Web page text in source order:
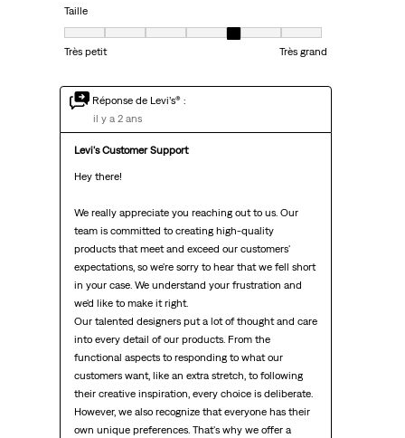
Taille
Taille, 5 sur 7, où 1 est égal à Très petit et 7 est égal à Très grand
Très petit
Très grand
Réponse de Levi’s® :
il y a 2 ans
Levi's Customer Support
Hey there!
We really appreciate you reaching out to us. Our
team is committed to creating high-quality
products that meet and exceed our customers'
expectations, so we're sorry to hear that we fell short
in your case. We understand your frustration and
we'd like to make it right.
Our talented designers put a lot of thought and care
into every detail of our products. From the
functional aspects to responding to what our
customers want, like an extra stretch, to following
their creative inspiration, every choice is deliberate.
However, we also recognize that everyone has their
own unique preferences. That's why we offer a